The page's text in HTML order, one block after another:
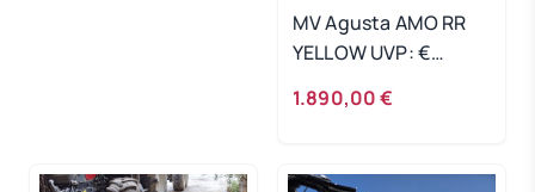
MV Agusta AMO RR
YELLOW UVP: €
1.890,00 €